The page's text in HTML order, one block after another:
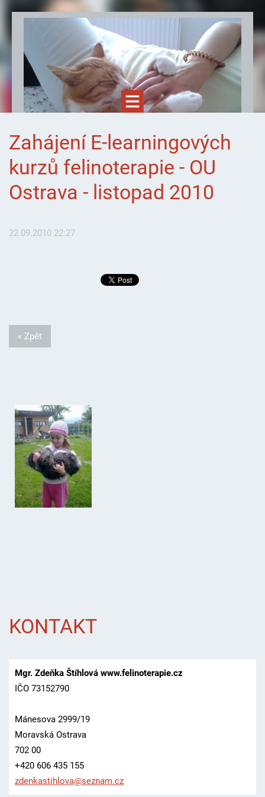
Zahájení E-learningových
kurzů felinoterapie - OU
Ostrava - listopad 2010
22.09.2010 22:27
« Zpět
KONTAKT
Mgr. Zdeňka Štíhlová www.felinoterapie.cz
IČO 73152790
Mánesova 2999/19
Moravská Ostrava
702 00
+420 606 435 155
zdenkastihlova@seznam.cz